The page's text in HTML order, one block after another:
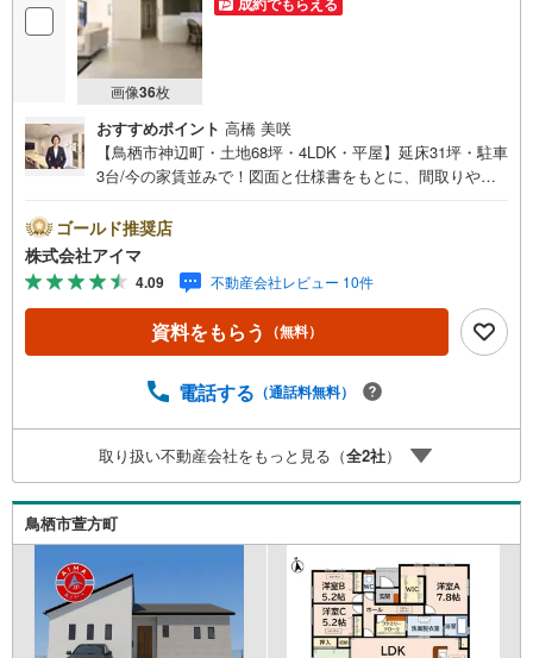
画像36枚
おすすめポイント 高橋 美咲
【鳥栖市神辺町・土地68坪・4LDK・平屋】延床31坪・駐車
3台/今の家賃並みで！図面と仕様書をもとに、間取りや設
フロア設計で、子育て期からシニア期まで安心して暮らせ
ます。■広さ・間取り間取りは4LDK・LDK18帖以上。土地
約68坪・延床約31坪と、暮らしの広さを数字でご確認いた
だけます。■品質・保証住まいの品質を支える裏付けです。
基礎は面で支えるベタ基礎。地盤調査を実施済み。完了検
査済証の交付済み。ほかにフラット35Sに対応・フラット3
ます。2沿線利用で行き先が広がります。■アイマのサポー
大手ネット銀行はじめ多数の金融機関と提携/最長50年の返
済プランもご用意平日も夜間もご見学OK/ご自宅・最寄り
駅まで送迎無料/オンライン相談OK「見るだけ」「ローン
相談だけ」でも歓迎します他社でローンが難しいと言われ
た方、転職後で審査にご不安の方もご相談ください
ゴールド推奨店
株式会社アイマ
4.09 不動産会社レビュー 10件
資料をもらう （無料）
電話する （通話料無料）
取り扱い不動産会社をもっと見る（全2社）
鳥栖市萱方町